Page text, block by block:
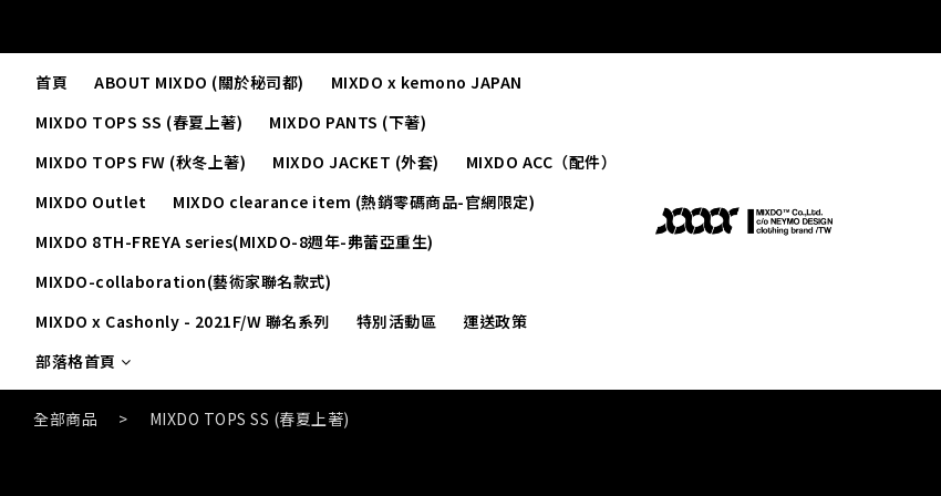
首頁 ABOUT MIXDO (關於秘司都)
MIXDO x kemono JAPAN
MIXDO TOPS SS (春夏上著)
MIXDO PANTS (下著)
MIXDO TOPS FW (秋冬上著)
MIXDO JACKET (外套)
MIXDO ACC（配件）
MIXDO Outlet
MIXDO clearance item (熱銷零碼商品-官網限定)
MIXDO 8TH-FREYA series(MIXDO-8週年-弗蕾亞重生)
MIXDO-collaboration(藝術家聯名款式)
MIXDO x Cashonly - 2021F/W 聯名系列
特別活動區
運送政策
部落格首頁
全部商品 > MIXDO TOPS SS (春夏上著)